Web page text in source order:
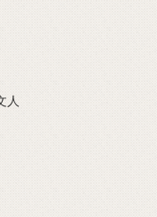
人